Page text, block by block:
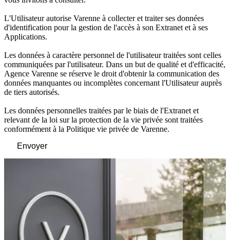
L'Utilisateur autorise Varenne à collecter et traiter ses données
d'identification pour la gestion de l'accès à son Extranet et à ses
Applications.
Les données à caractère personnel de l'utilisateur traitées sont celles
communiquées par l'utilisateur. Dans un but de qualité et d'efficacité,
Agence Varenne se réserve le droit d'obtenir la communication des
données manquantes ou incomplètes concernant l'Utilisateur auprès
de tiers autorisés.
Les données personnelles traitées par le biais de l'Extranet et
relevant de la loi sur la protection de la vie privée sont traitées
conformément à la Politique vie privée de Varenne.
Envoyer